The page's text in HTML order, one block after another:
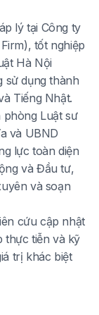
lý tại Công ty
tốt nghiệp
Hà Nội
sử dụng thành
Tiếng Nhật.
phòng Luật sư
và UBND
lực toàn diện
và Đầu tư,
và soạn
cứu cập nhật
thực tiễn và kỹ
trị khác biệt